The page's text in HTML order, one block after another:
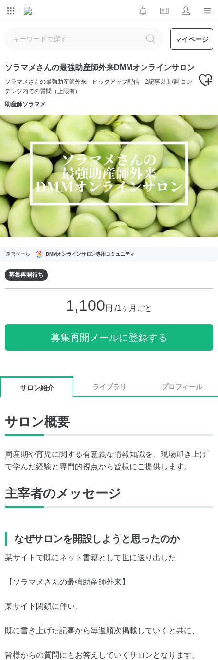
マイページ
ソラマメさんの最強助産師外来DMMオンラインサロン
ソラマメさんの最強助産師外来 ピックアップ配信 2記事以上/週 コン
テンツ内での質問（上限有）
助産師ソラマメ
運営ツール DMMオンラインサロン専用コミュニティ
募集再開待ち
1,100円 /1ヶ月ごと
募集再開メールに登録する
サロン紹介 ライブラリ プロフィール
サロン概要
周産期や育児に関する有意義な情報知識を、現場叩き上げ
で学んだ経験と専門的視点から皆様にご提供します。
主宰者のメッセージ
なぜサロンを開設しようと思ったのか
某サイトで既にネット書籍として世に送り出した
【ソラマメさんの最強助産師外来】
某サイト閉鎖に伴い、
既に書き上げた記事から毎週順次掲載していくと共に、
皆様からの質問にもお答えしていくサロンとなります。